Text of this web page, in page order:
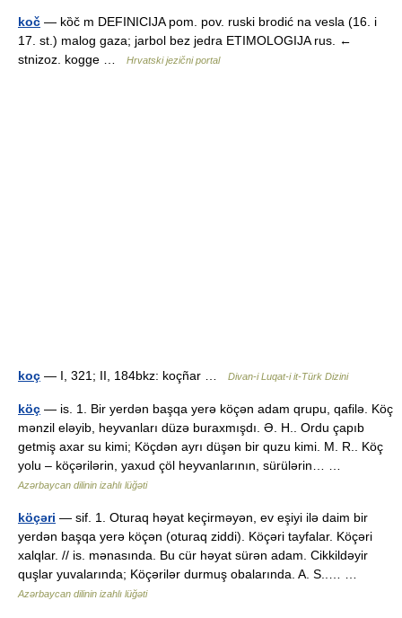
koč — kȍč m DEFINICIJA pom. pov. ruski brodić na vesla (16. i
17. st.) malog gaza; jarbol bez jedra ETIMOLOGIJA rus. ←
stnizoz. kogge …
Hrvatski jezični portal
koç — I, 321; II, 184bkz: koçñar … Divan-i Luqat-i it-Türk Dizini
köç — is. 1. Bir yerdən başqa yerə köçən adam qrupu, qafilə. Köç
mənzil eləyib, heyvanları düzə buraxmışdı. Ə. H.. Ordu çapıb
getmiş axar su kimi; Köçdən ayrı düşən bir quzu kimi. M. R.. Köç
yolu – köçərilərin, yaxud çöl heyvanlarının, sürülərin… …
Azərbaycan dilinin izahlı lüğəti
köçəri — sif. 1. Oturaq həyat keçirməyən, ev eşiyi ilə daim bir
yerdən başqa yerə köçən (oturaq ziddi). Köçəri tayfalar. Köçəri
xalqlar. // is. mənasında. Bu cür həyat sürən adam. Cikkildəyir
quşlar yuvalarında; Köçərilər durmuş obalarında. A. S..… …
Azərbaycan dilinin izahlı lüğəti